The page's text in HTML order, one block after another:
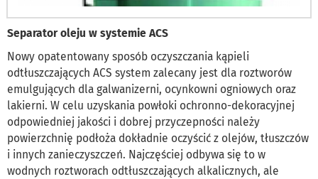
Separator oleju w systemie ACS
Nowy opatentowany sposób oczyszczania kąpieli
odtłuszczających ACS system zalecany jest dla roztworów
emulgujących dla galwanizerni, ocynkowni ogniowych oraz
lakierni. W celu uzyskania powłoki ochronno-dekoracyjnej
odpowiedniej jakości i dobrej przyczepności należy
powierzchnię podłoża dokładnie oczyścić z olejów, tłuszczów
i innych zanieczyszczeń. Najczęściej odbywa się to w
wodnych roztworach odtłuszczających alkalicznych, ale